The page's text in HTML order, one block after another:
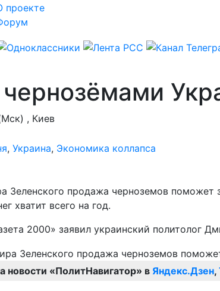
проекте
, Киев
, Украина, Экономика коллапса
Зеленского продажа черноземов
хватит всего на год.
2000» заявил украинский политолог
новости «ПолитНавигатор» в Яндекс.Дзен,